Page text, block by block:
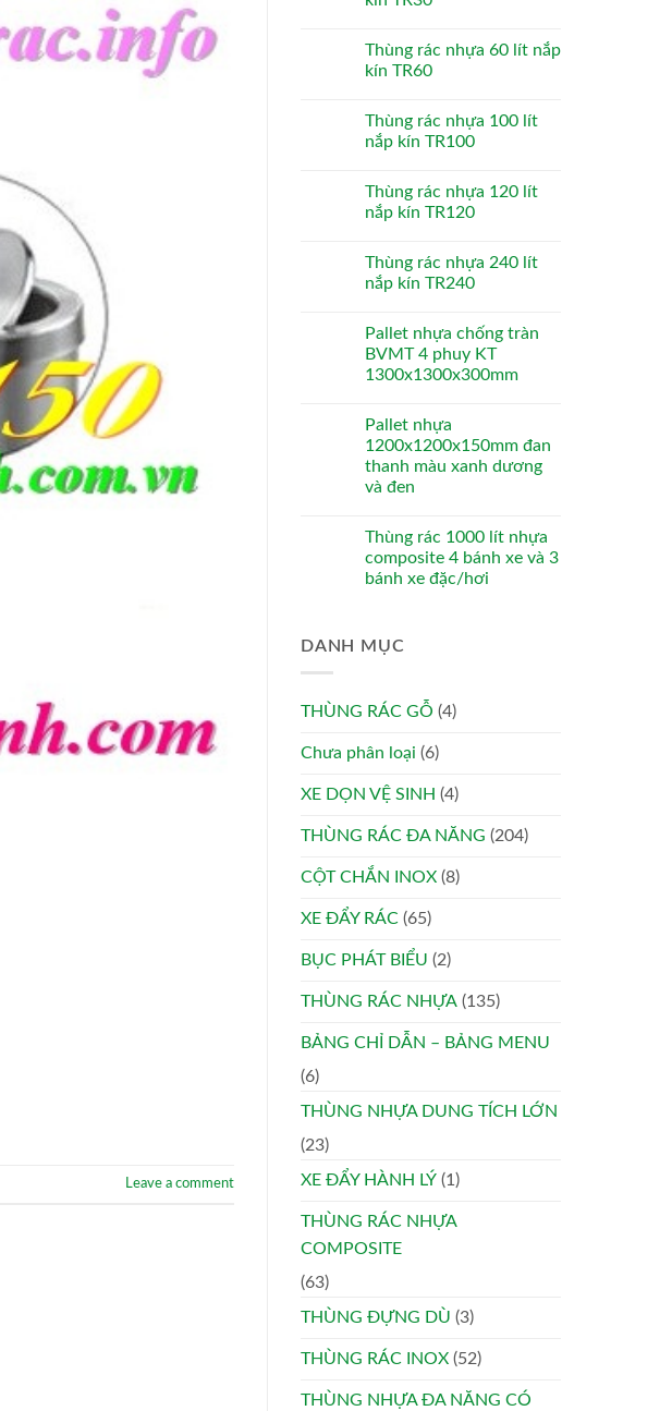
Leave a comment
Thùng rác nhựa 60 lít nắp
kín TR60
Thùng rác nhựa 100 lít
nắp kín TR100
Thùng rác nhựa 120 lít
nắp kín TR120
Thùng rác nhựa 240 lít
nắp kín TR240
Pallet nhựa chống tràn
BVMT 4 phuy KT
1300x1300x300mm
Pallet nhựa
1200x1200x150mm đan
thanh màu xanh dương
và đen
Thùng rác 1000 lít nhựa
composite 4 bánh xe và 3
bánh xe đặc/hơi
DANH MỤC
THÙNG RÁC GỖ (4)
Chưa phân loại (6)
XE DỌN VỆ SINH (4)
THÙNG RÁC ĐA NĂNG (204)
CỘT CHẮN INOX (8)
XE ĐẨY RÁC (65)
BỤC PHÁT BIỂU (2)
THÙNG RÁC NHỰA (135)
BẢNG CHỈ DẪN – BẢNG MENU
(6)
THÙNG NHỰA DUNG TÍCH LỚN
(23)
XE ĐẨY HÀNH LÝ (1)
THÙNG RÁC NHỰA
COMPOSITE
(63)
THÙNG ĐỰNG DÙ (3)
THÙNG RÁC INOX (52)
THÙNG NHỰA ĐA NĂNG CÓ